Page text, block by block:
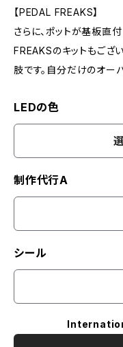
【PEDAL FREAKS】
さらに、ポットが基板直
FREAKSのキットもござ
肢です。自分だけのオー
LEDの色
制作代行A
シール